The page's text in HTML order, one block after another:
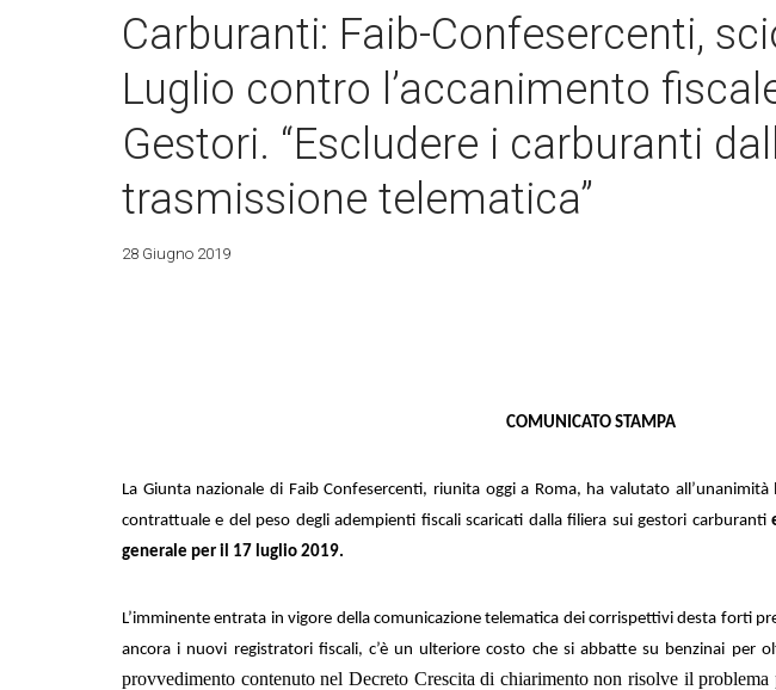
Carburanti: Faib-Confesercenti,
Luglio contro l’accanimento
Gestori. “Escludere i carburanti
trasmissione telematica”
28 Giugno 2019
COMUNICATO STAMPA
La Giunta nazionale di Faib Confesercenti, riunita oggi a Roma, ha valutato
contrattuale e del peso degli adempienti fiscali scaricati dalla filiera sui gestori carburanti
generale per il 17 luglio 2019.
L’imminente entrata in vigore della comunicazione telematica dei corrispettivi desta forti
ancora i nuovi registratori fiscali, c’è un ulteriore costo che si abbatte su benzinai per
provvedimento contenuto nel Decreto Crescita di chiarimento non risolve il